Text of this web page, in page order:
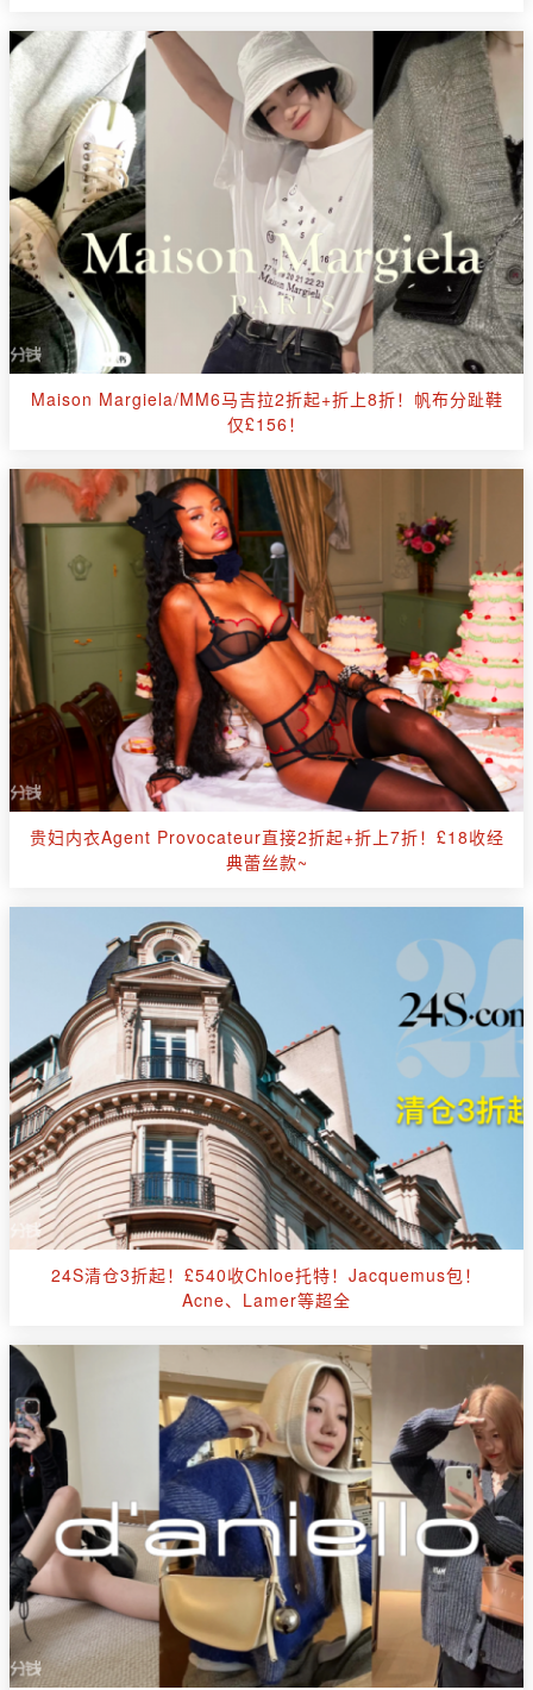
Maison Margiela/MM6马吉拉2折起+折上8折！帆布分趾鞋
仅£156！
贵妇内衣Agent Provocateur直接2折起+折上7折！£18收经
典蕾丝款~
24S清仓3折起！£540收Chloe托特！Jacquemus包！
Acne、Lamer等超全